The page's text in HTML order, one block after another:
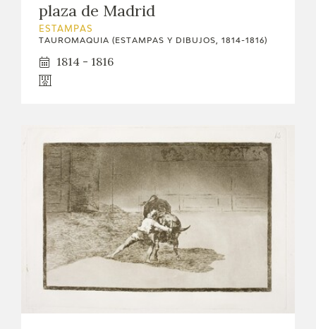
EXPOSICIONES
ACTIVIDADES
ACTUALIDAD
BLOG CUADERNO ITALIANO
FRANCISCO DE GOYA
BIOGRAFÍA
CRONOLOGÍA
plaza de Madrid
ESTAMPAS
TAUROMAQUIA (ESTAMPAS Y DIBUJOS, 1814-1816)
1814 - 1816